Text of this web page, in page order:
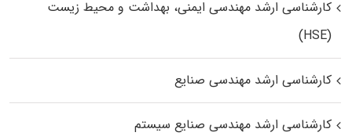
کارشناسی ارشد مهندسی ایمنی، بهداشت و محیط زیست
(HSE)
کارشناسی ارشد مهندسی صنایع
کارشناسی ارشد مهندسی صنایع سیستم